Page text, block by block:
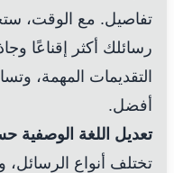
تفاصيل. مع الوقت،
رسائلك أكثر إقناعًا
التقديمات المهمة،
أفضل.
تعديل اللغة الوصفية
تختلف أنواع الرسائل،